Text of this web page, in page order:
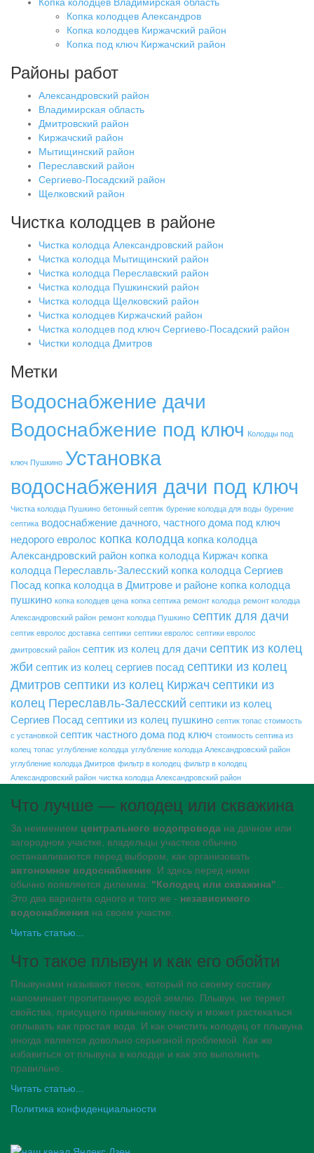
Копка колодцев Александров
Копка колодцев Киржачский район
Копка под ключ Киржачский район
Районы работ
Александровский район
Владимирская область
Дмитровский район
Киржачский район
Мытищинский район
Переславский район
Сергиево-Посадский район
Щелковский район
Чистка колодцев в районе
Чистка колодца Александровский район
Чистка колодца Мытищинский район
Чистка колодца Переславский район
Чистка колодца Пушкинский район
Чистка колодца Щелковский район
Чистка колодцев Киржачский район
Чистка колодцев под ключ Сергиево-Посадский район
Чистки колодца Дмитров
Метки
Водоснабжение дачи
Водоснабжение под ключ Колодцы под
ключ Пушкино Установка
водоснабжения дачи под ключ
Чистка колодца Пушкино бетонный септик бурение колодца для воды бурение
септика водоснабжение дачного, частного дома под ключ
недорого евролос копка колодца копка колодца
Александровский район копка колодца Киржач копка
колодца Переславль-Залесский копка колодца Сергиев
Посад копка колодца в Дмитрове и районе копка колодца
пушкино копка колодцев цена копка септика ремонт колодца ремонт колодца
Александровский район ремонт колодца Пушкино септик для дачи
септик евролос доставка септики септики евролос септики евролос
дмитровский район септик из колец для дачи септик из колец
жби септик из колец сергиев посад септики из колец
Дмитров септики из колец Киржач септики из
колец Переславль-Залесский септики из колец
Сергиев Посад септики из колец пушкино септик топас стоимость
с установкой септик частного дома под ключ стоимость септика из
колец топас углубление колодца углубление колодца Александровский район
углубление колодца Дмитров фильтр в колодец фильтр в колодец
Александровский район чистка колодца Александровский район
Что лучше — колодец или скважина
За неимением центрального водопровода на дачном или
загородном участке, владельцы участков обычно
останавливаются перед выбором, как организовать
автономное водоснабжение . И здесь перед ними
обычно появляется дилемма: "Колодец или скважина"
Это два варианта одного и того же - независимого
водоснабжения на своем участке.
Читать статью...
Что такое плывун и как его обойти
Плывунами называют песок, который по своему составу
напоминает пропитанную водой землю. Плывун, не теряет
свойства, присущего привычному песку и может растекаться
оплывать как простая вода. И как очистить колодец от плывуна
иногда является довольно серьезной проблемой. Как же
избавиться от плывуна в колодце и как это выполнить
правильно.
Читать статью...
Политика конфиденциальности